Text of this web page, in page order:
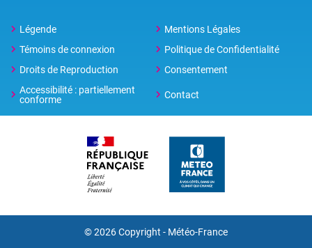
Légende
Mentions Légales
Témoins de connexion
Politique de Confidentialité
Droits de Reproduction
Consentement
Accessibilité : partiellement
conforme
Contact
© 2026 Copyright - Météo-France